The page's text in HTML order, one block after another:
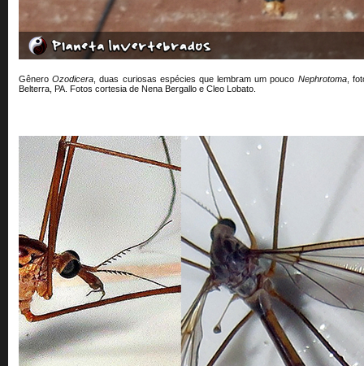
GêneroOzodicera , duas curiosas espécies que lembram um pouco Nephrotoma,
Belterra, PA. Fotos cortesia de Nena Bergallo e Cleo Lobato